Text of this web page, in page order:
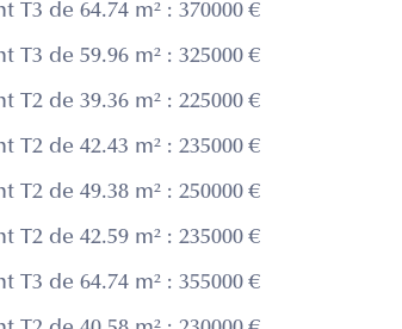
T3 de 64.74 m² : 370000 €
T3 de 59.96 m² : 325000 €
T2 de 39.36 m² : 225000 €
T2 de 42.43 m² : 235000 €
T2 de 49.38 m² : 250000 €
T2 de 42.59 m² : 235000 €
T3 de 64.74 m² : 355000 €